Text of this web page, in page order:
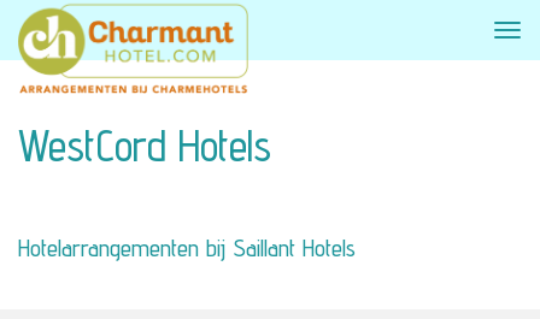
WestCord Hotels
Hotelarrangementen bij Saillant Hotels